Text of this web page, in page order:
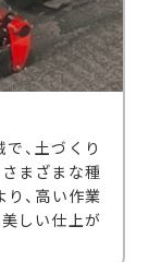
、土づくり
まざまな種
、高い作業
しい仕上が